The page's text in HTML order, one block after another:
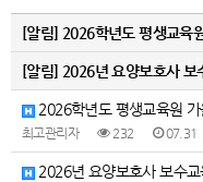
[알림] 2026학년도 평생교육
[알림] 2026년 요양보호사 보
2026학년도 평생교육원
최고관리자 232 07.31
2026년 요양보호사 보수